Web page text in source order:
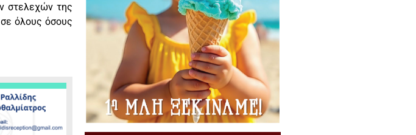
στελεχών της
όλους όσους